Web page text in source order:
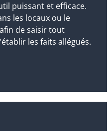
puissant et efficace.
les locaux ou le
de saisir tout
les faits allégués.